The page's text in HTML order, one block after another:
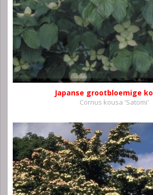
Japanse grootbloemige
Cornus kousa 'Satomi'